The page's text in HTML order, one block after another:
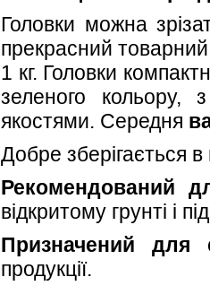
Головки можна
прекрасний товарний
1 кг. Головки
зеленого кольору,
якостями. Середня
Добре зберігається в
Рекомендований
відкритому грунті і
Призначений для
продукції.